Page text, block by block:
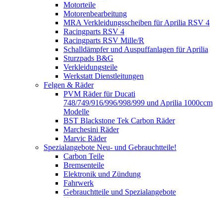
Motorteile
Motorenbearbeitung
MRA Verkleidungsscheiben für Aprilia RSV 4
Racingparts RSV 4
Racingparts RSV Mille/R
Schalldämpfer und Auspuffanlagen für Aprilia
Sturzpads B&G
Verkleidungsteile
Werkstatt Dienstleitungen
Felgen & Räder
PVM Räder für Ducati
748/749/916/996/998/999 und Aprilia 1000ccm
Modelle
BST Blackstone Tek Carbon Räder
Marchesini Räder
Marvic Räder
Spezialangebote Neu- und Gebrauchtteile!
Carbon Teile
Bremsenteile
Elektronik und Zündung
Fahrwerk
Gebrauchtteile und Spezialangebote